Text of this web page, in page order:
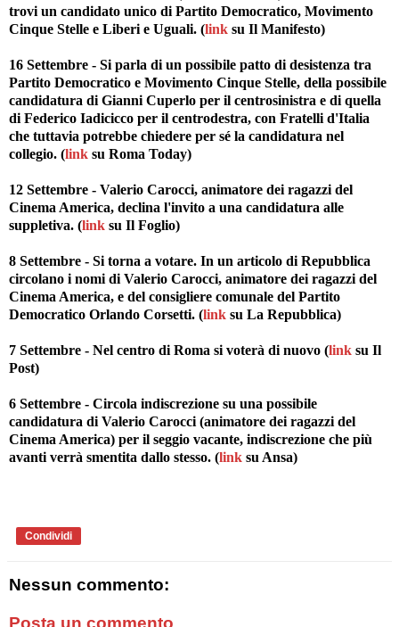
trovi un candidato unico di Partito Democratico, Movimento
Cinque Stelle e Liberi e Uguali. (link su Il Manifesto)
16 Settembre - Si parla di un possibile patto di desistenza tra
Partito Democratico e Movimento Cinque Stelle, della possibile
candidatura di Gianni Cuperlo per il centrosinistra e di quella
di Federico Iadicicco per il centrodestra, con Fratelli d'Italia
che tuttavia potrebbe chiedere per sé la candidatura nel
collegio. (link su Roma Today)
12 Settembre - Valerio Carocci, animatore dei ragazzi del
Cinema America, declina l'invito a una candidatura alle
suppletiva. (link su Il Foglio)
8 Settembre - Si torna a votare. In un articolo di Repubblica
circolano i nomi di Valerio Carocci, animatore dei ragazzi del
Cinema America, e del consigliere comunale del Partito
Democratico Orlando Corsetti. (link su La Repubblica)
7 Settembre - Nel centro di Roma si voterà di nuovo (link su Il
Post)
6 Settembre - Circola indiscrezione su una possibile
candidatura di Valerio Carocci (animatore dei ragazzi del
Cinema America) per il seggio vacante, indiscrezione che più
avanti verrà smentita dallo stesso. (link su Ansa)
Condividi
Nessun commento:
Posta un commento